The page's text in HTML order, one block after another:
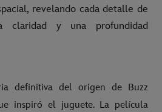
revelando cada detalle de
claridad y una profundidad
definitiva del origen de Buzz
inspiró el juguete. La película